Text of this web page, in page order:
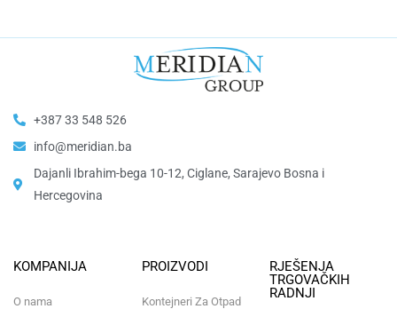
+387 33 548 526
info@meridian.ba
Dajanli Ibrahim-bega 10-12, Ciglane, Sarajevo Bosna i
Hercegovina​
KOMPANIJA
O nama
PROIZVODI
Kontejneri Za Otpad
RJEŠENJA
TRGOVAČKIH
RADNJI